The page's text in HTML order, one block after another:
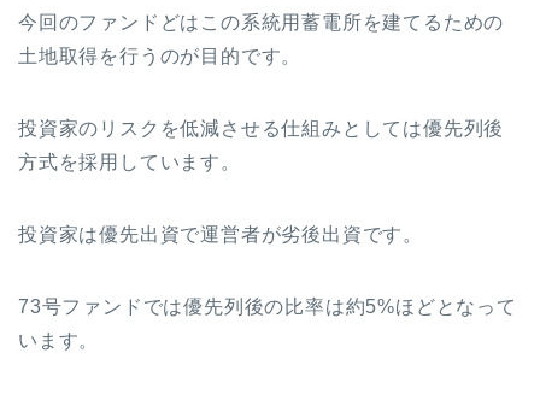
今回のファンドどはこの系統用蓄電所を建てるための
土地取得を行うのが目的です。
投資家のリスクを低減させる仕組みとしては優先列後
方式を採用しています。
投資家は優先出資で運営者が劣後出資です。
73号ファンドでは優先列後の比率は約5%ほどとなって
います。